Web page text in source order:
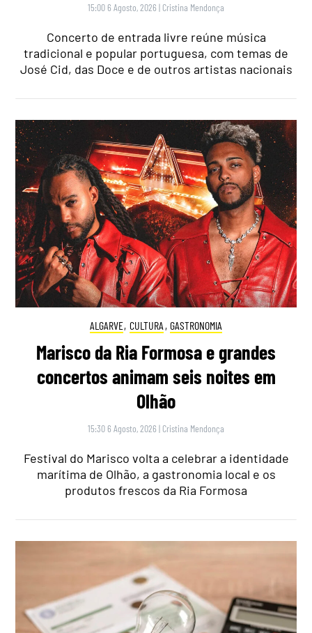
15:00 6 Agosto, 2026 | Cristina Mendonça
Concerto de entrada livre reúne música
tradicional e popular portuguesa, com temas de
José Cid, das Doce e de outros artistas nacionais
ALGARVE, CULTURA , GASTRONOMIA
Marisco da Ria Formosa e grandes
concertos animam seis noites em
Olhão
15:30 6 Agosto, 2026 | Cristina Mendonça
Festival do Marisco volta a celebrar a identidade
marítima de Olhão, a gastronomia local e os
produtos frescos da Ria Formosa